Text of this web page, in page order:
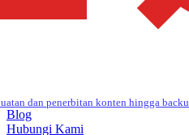
dan penerbitan konten hingga
Blog
Hubungi Kami